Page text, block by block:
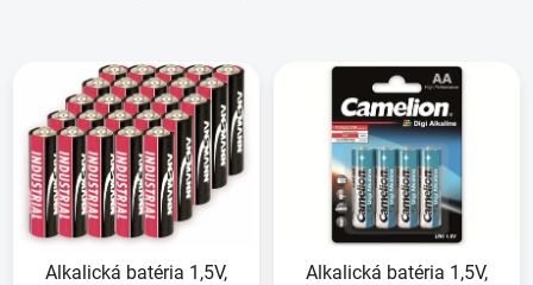
Alkalická batéria 1,5V,
Alkalická batéria 1,5V,